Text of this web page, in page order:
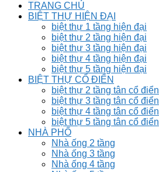
TRANG CHỦ
BIỆT THỰ HIỆN ĐẠI
biệt thự 1 tầng hiện đại
biệt thự 2 tầng hiện đại
biệt thự 3 tầng hiện đại
biệt thự 4 tầng hiện đại
biệt thự 5 tầng hiện đại
BIỆT THỰ CỔ ĐIỂN
biệt thự 2 tầng tân cổ điển
biệt thự 3 tầng tân cổ điển
biệt thự 4 tầng tân cổ điển
biệt thự 5 tầng tân cổ điển
NHÀ PHỐ
Nhà ống 2 tầng
Nhà ống 3 tầng
Nhà ống 4 tầng